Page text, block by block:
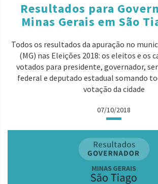
Resultados para
Minas Gerais em São
Todos os resultados da apuração no
(MG) nas Eleições 2018: os eleitos e os
votados para presidente, governador,
federal e deputado estadual somando
votação da cidade
07/10/2018